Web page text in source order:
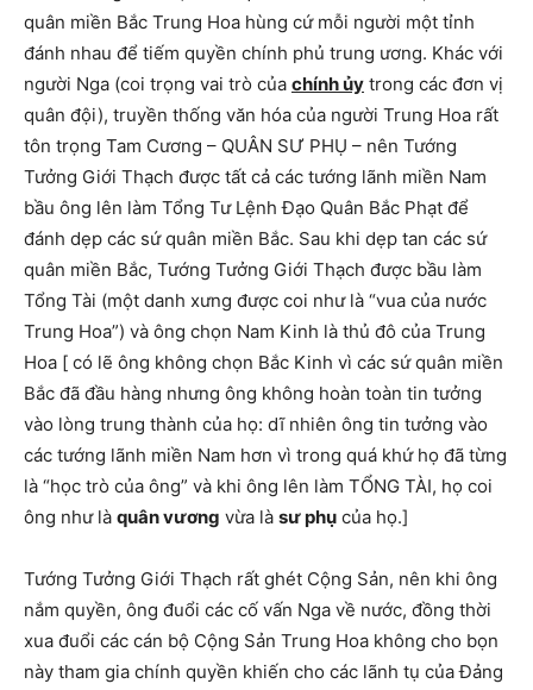
quân miền Bắc Trung Hoa hùng cứ mỗi người một tỉnh
đánh nhau để tiếm quyền chính phủ trung ương. Khác với
người Nga (coi trọng vai trò của chính ủy trong các đơn vị
quân đội), truyền thống văn hóa của người Trung Hoa rất
tôn trọng Tam Cương – QUÂN SƯ PHỤ – nên Tướng
Tưởng Giới Thạch được tất cả các tướng lãnh miền Nam
bầu ông lên làm Tổng Tư Lệnh Đạo Quân Bắc Phạt để
đánh dẹp các sứ quân miền Bắc. Sau khi dẹp tan các sứ
quân miền Bắc, Tướng Tưởng Giới Thạch được bầu làm
Tổng Tài (một danh xưng được coi như là “vua của nước
Trung Hoa”) và ông chọn Nam Kinh là thủ đô của Trung
Hoa [ có lẽ ông không chọn Bắc Kinh vì các sứ quân miền
Bắc đã đầu hàng nhưng ông không hoàn toàn tin tưởng
vào lòng trung thành của họ: dĩ nhiên ông tin tưởng vào
các tướng lãnh miền Nam hơn vì trong quá khứ họ đã từng
là “học trò của ông” và khi ông lên làm TỔNG TÀI, họ coi
ông như là quân vương vừa là sư phụ của họ.]
Tướng Tưởng Giới Thạch rất ghét Cộng Sản, nên khi ông
nắm quyền, ông đuổi các cố vấn Nga về nước, đồng thời
xua đuổi các cán bộ Cộng Sản Trung Hoa không cho bọn
này tham gia chính quyền khiến cho các lãnh tụ của Đảng